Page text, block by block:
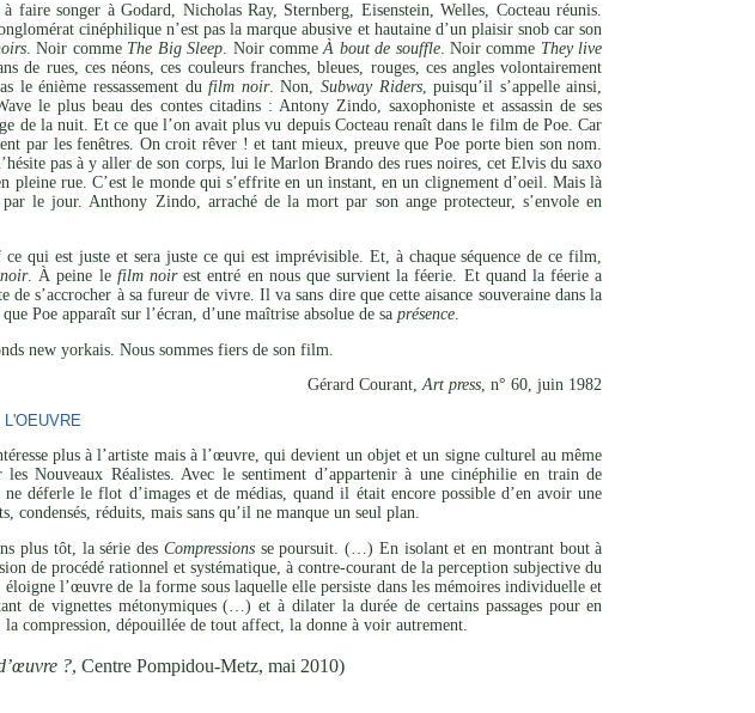
faire songer à Godard, Nicholas Ray, Sternberg, Eisenstein, Welles, Cocteau réunis.
cinéphilique n’est pas la marque abusive et hautaine d’un plaisir snob car son
. Noir comme The Big Sleep. Noir commeÀ bout de souffle. Noir comme They live
de rues, ces néons, ces couleurs franches, bleues, rouges, ces angles volontairement
le énième ressassement dufilm noir. Non, Subway Riders, puisqu’il s’appelle ainsi,
le plus beau des contes citadins : Antony Zindo, saxophoniste et assassin de ses
de la nuit. Et ce que l’on avait plus vu depuis Cocteau renaît dans le film de Poe. Car
par les fenêtres. On croit rêver ! et tant mieux, preuve que Poe porte bien son nom.
pas à y aller de son corps, lui le Marlon Brando des rues noires, cet Elvis du saxo
pleine rue. C’est le monde qui s’effrite en un instant, en un clignement d’oeil. Mais là
le jour. Anthony Zindo, arraché de la mort par son ange protecteur, s’envole en
qui est juste et sera juste ce qui est imprévisible. Et, à chaque séquence de ce film,
. À peine le film noirest entré en nous que survient la féerie. Et quand la féerie a
de s’accrocher à sa fureur de vivre. Il va sans dire que cette aisance souveraine dans la
Poe apparaît sur l’écran, d’une maîtrise absolue de saprésence.
new yorkais. Nous sommes fiers de son film.
Gérard Courant,Art press, n° 60, juin 1982
plus à l’artiste mais à l’œuvre, qui devient un objet et un signe culturel au même
Nouveaux Réalistes. Avec le sentiment d’appartenir à une cinéphilie en train de
déferle le flot d’images et de médias, quand il était encore possible d’en avoir une
condensés, réduits, mais sans qu’il ne manque un seul plan.
plus tôt, la série des Compressionsse poursuit. (…) En isolant et en montrant bout à
de procédé rationnel et systématique, à contre-courant de la perception subjective du
l’œuvre de la forme sous laquelle elle persiste dans les mémoires individuelle et
de vignettes métonymiques (…) et à dilater la durée de certains passages pour en
compression, dépouillée de tout affect, la donne à voir autrement.
?, Centre Pompidou-Metz, mai 2010)